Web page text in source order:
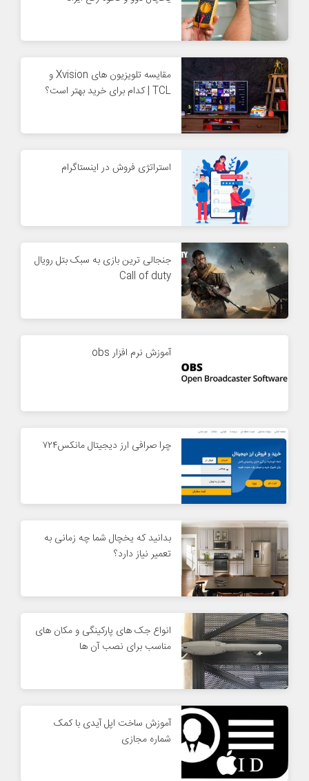
مقایسه تلویزیون های Xvision و
TCL | کدام برای خرید بهتر است؟
استراتژی فروش در اینستاگرام
جنجالی ترین بازی به سبک بتل رویال
Call of duty
آموزش نرم‌ افزار obs
چرا صرافی ارز دیجیتال مانکس۷۲۴
بدانید که یخچال شما چه زمانی به
تعمیر نیاز دارد؟
انواع جک های پارکینگی و مکان های
مناسب برای نصب آن ها
آموزش ساخت اپل آیدی با کمک
شماره مجازی